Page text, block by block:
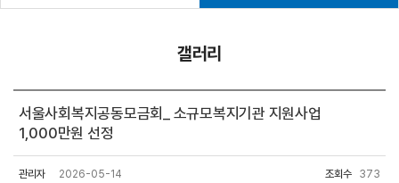
갤러리
서울사회복지공동모금회_ 소규모복지기관 지원사업
1,000만원 선정
관리자 2026-05-14 조회수 373